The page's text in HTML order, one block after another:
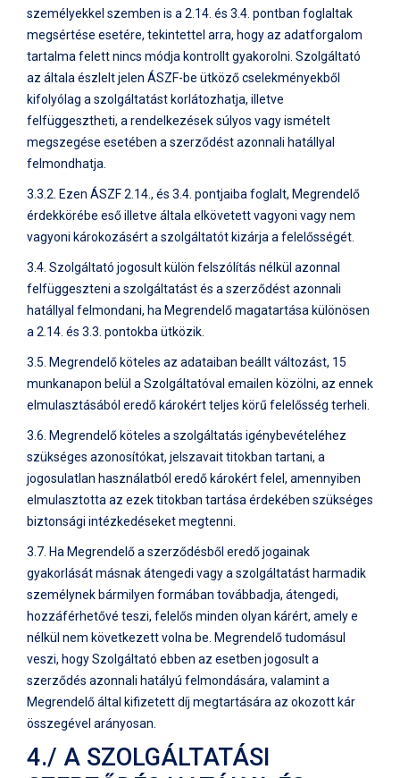
személyekkel szemben is a 2.14. és 3.4. pontban foglaltak
megsértése esetére, tekintettel arra, hogy az adatforgalom
tartalma felett nincs módja kontrollt gyakorolni. Szolgáltató
az általa észlelt jelen ÁSZF-be ütköző cselekményekből
kifolyólag a szolgáltatást korlátozhatja, illetve
felfüggesztheti, a rendelkezések súlyos vagy ismételt
megszegése esetében a szerződést azonnali hatállyal
felmondhatja.
3.3.2. Ezen ÁSZF 2.14., és 3.4. pontjaiba foglalt, Megrendelő
érdekkörébe eső illetve általa elkövetett vagyoni vagy nem
vagyoni károkozásért a szolgáltatót kizárja a felelősségét.
3.4. Szolgáltató jogosult külön felszólítás nélkül azonnal
felfüggeszteni a szolgáltatást és a szerződést azonnali
hatállyal felmondani, ha Megrendelő magatartása különösen
a 2.14. és 3.3. pontokba ütközik.
3.5. Megrendelő köteles az adataiban beállt változást, 15
munkanapon belül a Szolgáltatóval emailen közölni, az ennek
elmulasztásából eredő károkért teljes körű felelősség terheli.
3.6. Megrendelő köteles a szolgáltatás igénybevételéhez
szükséges azonosítókat, jelszavait titokban tartani, a
jogosulatlan használatból eredő károkért felel, amennyiben
elmulasztotta az ezek titokban tartása érdekében szükséges
biztonsági intézkedéseket megtenni.
3.7. Ha Megrendelő a szerződésből eredő jogainak
gyakorlását másnak átengedi vagy a szolgáltatást harmadik
személynek bármilyen formában továbbadja, átengedi,
hozzáférhetővé teszi, felelős minden olyan kárért, amely e
nélkül nem következett volna be. Megrendelő tudomásul
veszi, hogy Szolgáltató ebben az esetben jogosult a
szerződés azonnali hatályú felmondására, valamint a
Megrendelő által kifizetett díj megtartására az okozott kár
összegével arányosan.
4./ A SZOLGÁLTATÁSI